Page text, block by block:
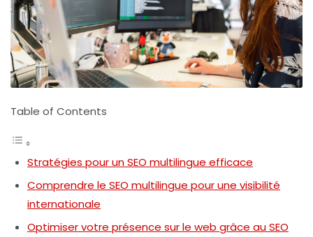
Table of Contents
Stratégies pour un SEO multilingue efficace
Comprendre le SEO multilingue pour une visibilité
internationale
Optimiser votre présence sur le web grâce au SEO